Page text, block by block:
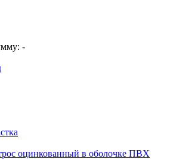
-
оцинкованный в оболочке ПВХ